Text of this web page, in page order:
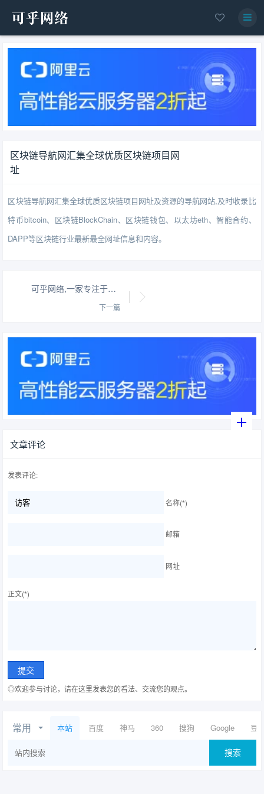
区块链导航网汇集全球优质区块链项目网
址
区块链导航网汇集全球优质区块链项目网址及资源的导航网站,及时收录比
特币bitcoin、区块链BlockChain、区块链钱包、以太坊eth、智能合约、
DAPP等区块链行业最新最全网址信息和内容。
可乎网络,一家专注于营销型网站建设的网络公司
下一篇
文章评论
发表评论:
名称(*)
邮箱
网址
正文(*)
◎欢迎参与讨论，请在这里发表您的看法、交流您的观点。
常用 本站 百度 神马 360 搜狗 Google 豆
搜索